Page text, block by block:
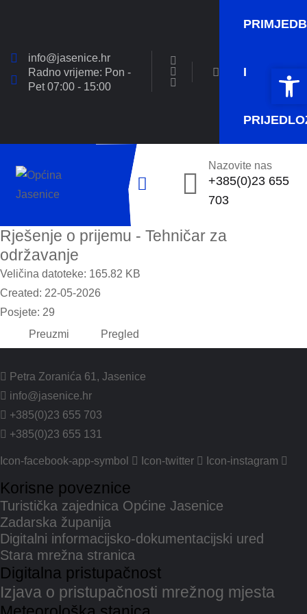
info@jasenice.hr
Radno vrijeme: Pon -
Pet 07:00 - 15:00
I
Nazovite nas
+385(0)23 655
703
Rješenje o prijemu - Tehničar za
održavanje
Veličina datoteke: 165.82 KB
Created: 22-05-2026
Posjete: 29
Preuzmi
Pregled
Petra Zoranića 61, Jasenice
info@jasenice.hr
+385(0)23 655 703
+385(0)23 655 131
Icon-facebook-app-symbol Icon-twitter Icon-instagram
Korisne poveznice
Turistička zajednica Općine Jasenice
Zadarska županija
Digitalni informacijsko-dokumentacijski ured
Stara mrežna stranica
Digitalna pristupačnost
Izjava o pristupačnosti mrežnog mjesta